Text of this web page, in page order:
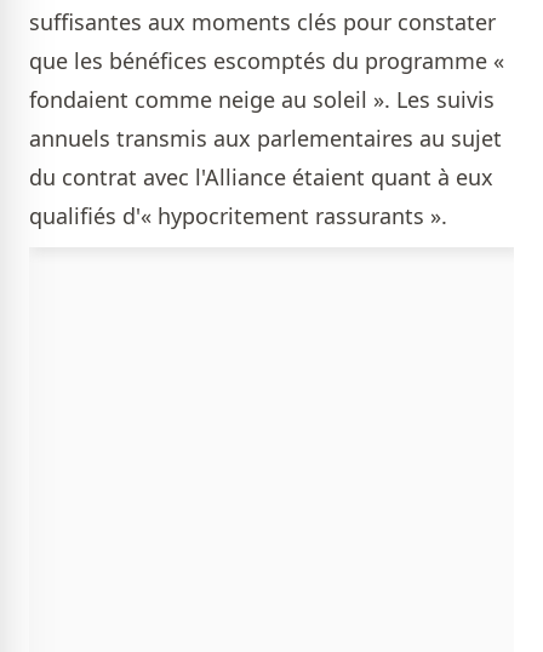
suffisantes aux moments clés pour constater
que les bénéfices escomptés du programme «
fondaient comme neige au soleil ». Les suivis
annuels transmis aux parlementaires au sujet
du contrat avec l'Alliance étaient quant à eux
qualifiés d'« hypocritement rassurants ».